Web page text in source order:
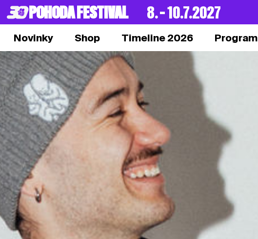
POHODA FESTIVAL 8. – 10.7.2027
Novinky Shop Timeline 2026 Program